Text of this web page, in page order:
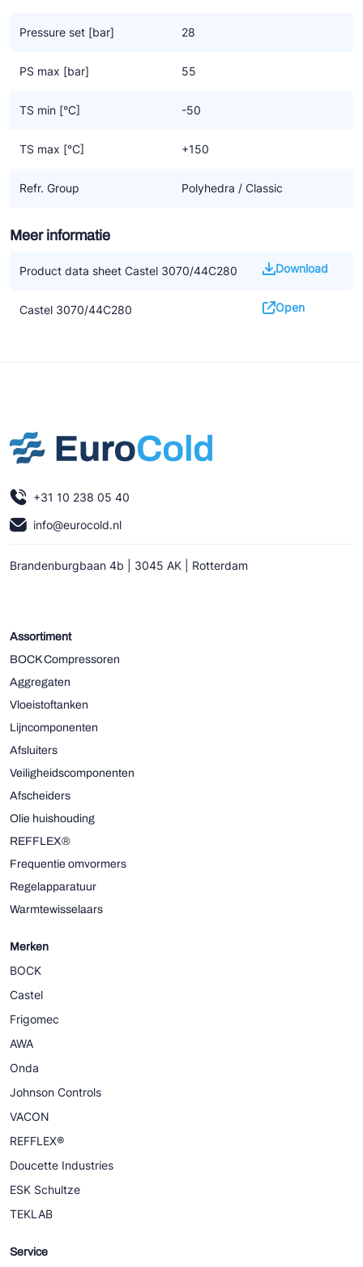
Pressure set [bar] 28
PS max [bar] 55
TS min [°C] -50
TS max [°C] +150
Refr. Group Polyhedra / Classic
Meer informatie
Product data sheet Castel 3070/44C280 Download
Castel 3070/44C280 Open
+31 10 238 05 40
info@eurocold.nl
Brandenburgbaan 4b | 3045 AK | Rotterdam
Assortiment
BOCK Compressoren
Aggregaten
Vloeistoftanken
Lijncomponenten
Afsluiters
Veiligheidscomponenten
Afscheiders
Olie huishouding
REFFLEX®
Frequentie omvormers
Regelapparatuur
Warmtewisselaars
Merken
BOCK
Castel
Frigomec
AWA
Onda
Johnson Controls
VACON
REFFLEX®
Doucette Industries
ESK Schultze
TEKLAB
Service